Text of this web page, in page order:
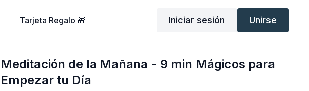
Tarjeta Regalo 🎁 Iniciar sesión Unirse
Meditación de la Mañana - 9 min Mágicos para
Empezar tu Día